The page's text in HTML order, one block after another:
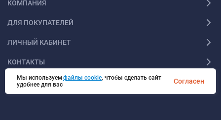
КОМПАНИЯ
ДЛЯ ПОКУПАТЕЛЕЙ
ЛИЧНЫЙ КАБИНЕТ
КОНТАКТЫ
Мы используемфайлы cookie, чтобы сделать сайт
удобнее для вас
Согласен